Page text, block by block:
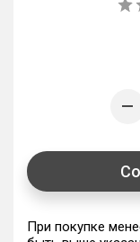
При покупке